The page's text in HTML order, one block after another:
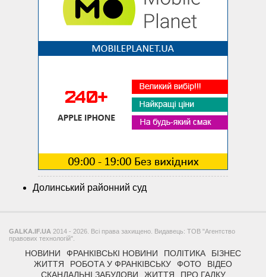
Долинський районний суд
GALKA.IF.UA 2014 - 2026. Всі права захищено. Видавець: ТОВ "Агентство
правових технологій".
НОВИНИ ФРАНКІВСЬКІ НОВИНИ ПОЛІТИКА
БІЗНЕС
ЖИТТЯ
РОБОТА У ФРАНКІВСЬКУ ФОТО
ВІДЕО
СКАНДАЛЬНІ ЗАБУДОВИ
ЖИТТЯ ПРО ГАЛКУ